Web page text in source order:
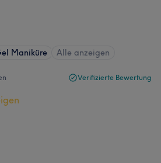
Maniküre Alle anzeigen
Verifizierte Bewertung